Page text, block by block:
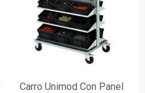
Carro Unimod Con Panel